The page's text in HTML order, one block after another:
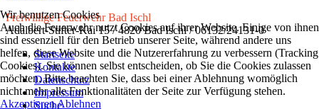
Freiwillige Feuerwehr Bad Ischl
Adalbert-Stifter-Kai 15 / 4820 Bad Ischl / 06132/24131-0
Startseite
Kontakte
Datenschutz
Impressum
Suche
Wir benutzen Cookies
Auch die Feuerwehr nutzt Cookies auf ihrer Website. Einige von ihnen
sind essenziell für den Betrieb unserer Seite, während andere uns
helfen, diese Website und die Nutzererfahrung zu verbessern (Tracking
Cookies). Sie können selbst entscheiden, ob Sie die Cookies zulassen
möchten. Bitte beachten Sie, dass bei einer Ablehnung womöglich
nicht mehr alle Funktionalitäten der Seite zur Verfügung stehen.
AkzeptierenAblehnen